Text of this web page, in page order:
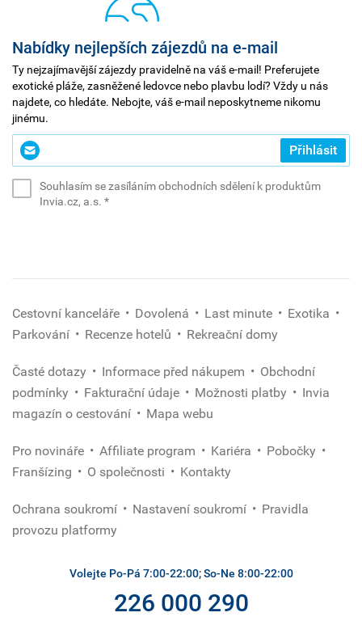
Nabídky nejlepších zájezdů na e-mail
Ty nejzajímavější zájezdy pravidelně na váš e-mail! Preferujete
exotické pláže, zasněžené ledovce nebo plavbu lodí? Vždy u nás
najdete, co hledáte. Nebojte, váš e-mail neposkytneme nikomu
jinému.
Zadejte
svůj
Přihlásit
Souhlasím se zasíláním obchodních sdělení k produktům
Invia.cz, a.s. *(povinné)
Cestovní kanceláře Dovolená Last minute
Exotika
Parkování
Recenze hotelů Rekreační domy
Časté dotazy Informace před nákupem
Obchodní
podmínky
Fakturační údaje Možnosti platby
Invia
magazín o cestování
Mapa webu
Pro novináře Affiliate program Kariéra
Pobočky
Franšízing
O společnosti Kontakty
Ochrana soukromí Nastavení soukromí
Pravidla
provozu platformy
Volejte Po-Pá 7:00-22:00; So-Ne 8:00-22:00
226 000 290